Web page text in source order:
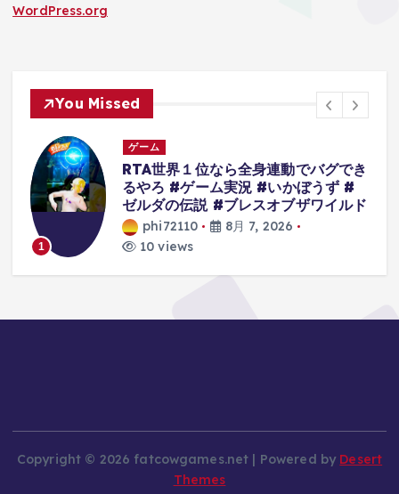
WordPress.org
You Missed
1
ゲーム
RTA世界１位なら全身連動でバグでき
るやろ #ゲーム実況 #いかぼうず #
ゼルダの伝説 #ブレスオブザワイルド
phi72110
8月 7, 2026
10 views
Copyright © 2026 fatcowgames.net | Powered by Desert
Themes